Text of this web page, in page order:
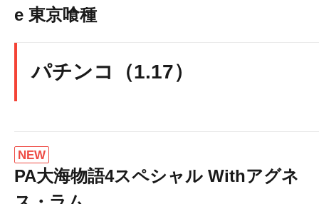
e 東京喰種
パチンコ（1.17）
NEW
PA大海物語4スペシャル Withアグネ